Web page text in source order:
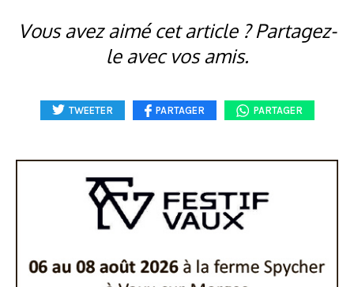
Vous avez aimé cet article ? Partagez-
le avec vos amis.
TWEETER PARTAGER PARTAGER